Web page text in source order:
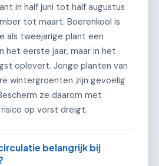
in half juni tot half augustus
tot maart. Boerenkool is
als tweejarige plant een
het eerste jaar, maar in het
oplevert. Jonge planten van
wintergroenten zijn gevoelig
ze daarom met
op vorst dreigt.
belangrijk bij